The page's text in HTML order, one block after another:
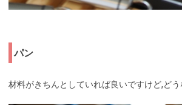
パン
材料がきちんとしていれば良いですけど,どう